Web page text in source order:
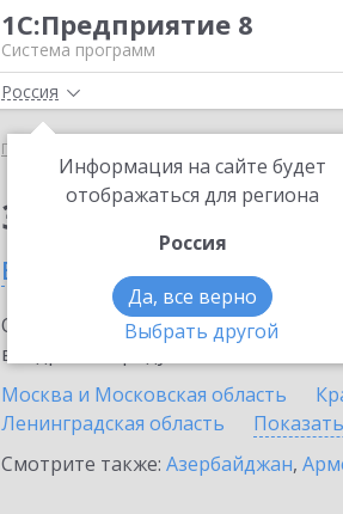
1С:Предприятие 8
Система программ
Россия
Информация на сайте будет
отображаться для региона
Россия
Да, все верно
Выбрать другой
Главная
Заказать ИТС
в России
Ознакомьтесь с
внедрение продукта.
Москва и Московская область
Ленинградская область
Смотрите также: Азербайджан,